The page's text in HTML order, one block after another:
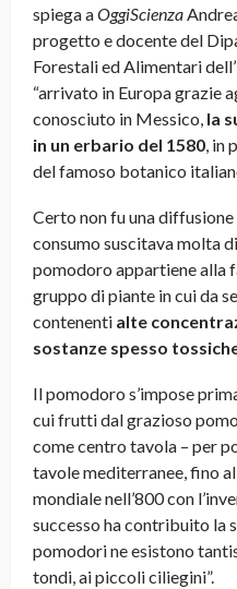
spiega aOggiScienza
progetto e docente del
Forestali ed Alimentari
“arrivato in Europa grazie
conosciuto in Messico, la
in un erbario del 1580, in
del famoso botanico
Certo non fu una
consumo suscitava molta
pomodoro appartiene alla
gruppo di piante in cui da
contenenti alte
sostanze spesso
Il pomodoro s’impose
cui frutti dal grazioso
come centro tavola – per
tavole mediterranee, fino
mondiale nell’800 con
successo ha contribuito la
pomodori ne esistono
tondi, ai piccoli ciliegini”.